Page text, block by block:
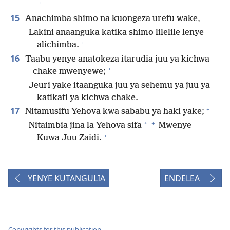
+
15 Anachimba shimo na kuongeza urefu wake,
Lakini anaanguka katika shimo lilelile lenye
alichimba. +
16 Taabu yenye anatokeza itarudia juu ya kichwa
chake mwenyewe; +
Jeuri yake itaanguka juu ya sehemu ya juu ya
katikati ya kichwa chake.
17 Nitamusifu Yehova kwa sababu ya haki yake; +
Nitaimbia jina la Yehova sifa * + Mwenye
Kuwa Juu Zaidi. +
YENYE KUTANGULIA ENDELEA